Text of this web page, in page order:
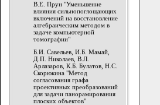
В.Е. Прун "Уменьшение
влияния сильнопоглощающих
включений на восстановление
алгебраическим методом в
задаче компьютерной
томографии"
Б.И. Савельев, И.Б. Мамай,
Д.П. Николаев, В.Л.
Арлазаров, К.Б. Булатов, Н.С.
Скорюкина "Метод
согласования графа
проективных преобразований
для задачи панорамирования
плоских объектов"